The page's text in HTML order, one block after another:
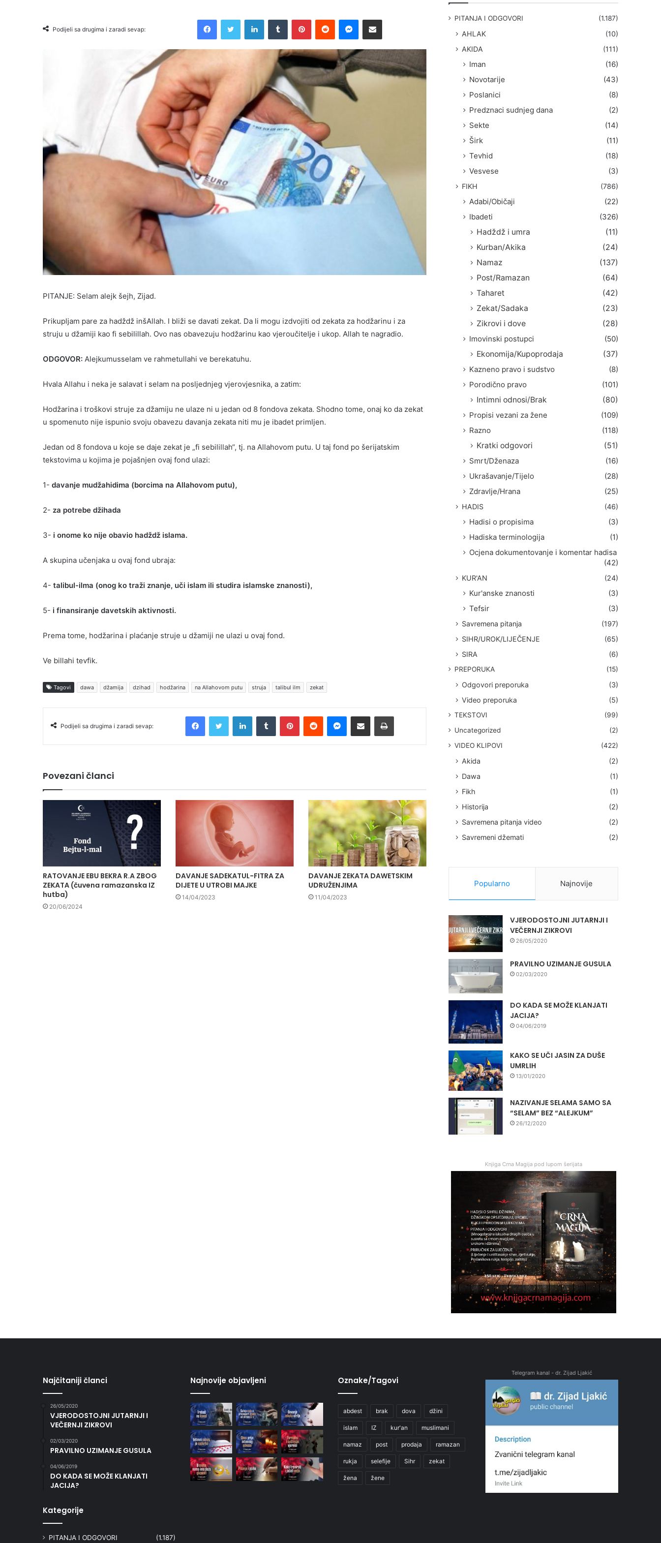
Podijeli sa drugima i zaradi sevap:
PITANJE: Selam alejk šejh, Zijad.
Prikupljam pare za hadždž inšAllah. I bliži se davati zekat. Da li mogu izdvojiti od zekata za hodžarinu i za
struju u džamiji kao fi sebilillah. Ovo nas obavezuju hodžarinu kao vjeroučitelje i ukop. Allah te nagradio.
ODGOVOR: Alejkumusselam ve rahmetullahi ve berekatuhu.
Hvala Allahu i neka je salavat i selam na posljednjeg vjerovjesnika, a zatim:
Hodžarina i troškovi struje za džamiju ne ulaze ni u jedan od 8 fondova zekata. Shodno tome, onaj ko da zekat
u spomenuto nije ispunio svoju obavezu davanja zekata niti mu je ibadet primljen.
Jedan od 8 fondova u koje se daje zekat je „fi sebilillah“, tj. na Allahovom putu. U taj fond po šerijatskim
tekstovima u kojima je pojašnjen ovaj fond ulazi:
1- davanje mudžahidima (borcima na Allahovom putu),
2- za potrebe džihada
3- i onome ko nije obavio hadždž islama.
A skupina učenjaka u ovaj fond ubraja:
4- talibul-ilma (onog ko traži znanje, uči islam ili studira islamske znanosti),
5- i finansiranje davetskih aktivnosti.
Prema tome, hodžarina i plaćanje struje u džamiji ne ulazi u ovaj fond.
Ve billahi tevfik.
Tagovi dawa džamija dzihad hodžarina na Allahovom putu struja talibul ilm zekat
Podijeli sa drugima i zaradi sevap:
Povezani članci
RATOVANJE EBU BEKRA R.A ZBOG
ZEKATA (čuvena ramazanska IZ
hutba)
20/06/2024
DAVANJE SADEKATUL-FITRA ZA
DIJETE U UTROBI MAJKE
14/04/2023
DAVANJE ZEKATA DAWETSKIM
UDRUŽENJIMA
11/04/2023
PITANJA I ODGOVORI (1.187)
AHLAK
(10)
AKIDA
(111)
Iman
(16)
Novotarije
(43)
Poslanici
(8)
Predznaci sudnjeg dana
(2)
Sekte
(14)
Širk
(11)
Tevhid
(18)
Vesvese
(3)
FIKH (786)
Adabi/Običaji
(22)
Ibadeti
(326)
Hadždž i umra
(11)
Kurban/Akika
(24)
Namaz
(137)
Post/Ramazan
(64)
Taharet
(42)
Zekat/Sadaka
(23)
Zikrovi i dove
(28)
Imovinski postupci
(50)
Ekonomija/Kupoprodaja
(37)
Kazneno pravo i sudstvo
(8)
Porodično pravo
(101)
Intimni odnosi/Brak
(80)
Propisi vezani za žene
(109)
Razno
(118)
Kratki odgovori
(51)
Smrt/Dženaza
(16)
Ukrašavanje/Tijelo
(28)
Zdravlje/Hrana
(25)
HADIS (46)
Hadisi o propisima
(3)
Hadiska terminologija
(1)
Ocjena dokumentovanje i komentar hadisa
(42)
KUR'AN (24)
Kur'anske znanosti
(3)
Tefsir
(3)
Savremena pitanja
(197)
SIHR/UROK/LIJEČENJE
(65)
SIRA
(6)
PREPORUKA (15)
Odgovori preporuka
(3)
Video preporuka
(5)
TEKSTOVI
(99)
Uncategorized
(2)
VIDEO KLIPOVI
(422)
Akida
(2)
Dawa
(1)
Fikh
(1)
Historija
(2)
Savremena pitanja video
(2)
Savremeni džemati
(2)
Popularno Najnovije
VJERODOSTOJNI JUTARNJI I
VEČERNJI ZIKROVI
26/05/2020
PRAVILNO UZIMANJE GUSULA
02/03/2020
DO KADA SE MOŽE KLANJATI
JACIJA?
04/06/2019
KAKO SE UČI JASIN ZA DUŠE
UMRLIH
13/01/2020
NAZIVANJE SELAMA SAMO SA
“SELAM” BEZ “ALEJKUM”
26/12/2020
Knjiga Crna Magija pod lupom šerijata
Najčitaniji članci
26/05/2020
VJERODOSTOJNI JUTARNJI I
VEČERNJI ZIKROVI
02/03/2020
PRAVILNO UZIMANJE GUSULA
04/06/2019
DO KADA SE MOŽE KLANJATI
JACIJA?
Kategorije
PITANJA I ODGOVORI (1.187)
Najnovije objavljeni Oznake/Tagovi
abdest brak dova džini
islam IZ kur'an muslimani
namaz post prodaja ramazan
rukja selefije Sihr zekat
žena žene
Telegram kanal - dr. Zijad Ljakić